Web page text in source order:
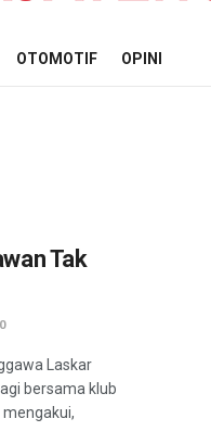
OTOMOTIF OPINI
Tak
0
Laskar
bersama klub